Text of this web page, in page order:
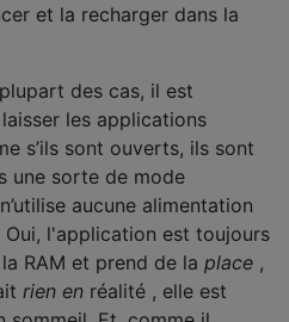
et la recharger dans la
des cas, il est
les applications
s’ils sont ouverts, ils sont
une sorte de mode
aucune alimentation
l'application est toujours
RAM et prend de la place ,
rien en réalité , elle est